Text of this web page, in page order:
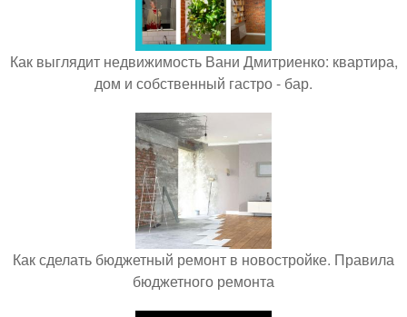
Как выглядит недвижимость Вани Дмитриенко: квартира,
дом и собственный гастро - бар.
Как сделать бюджетный ремонт в новостройке. Правила
бюджетного ремонта